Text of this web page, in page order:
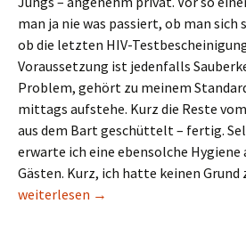
man ja nie was passiert, ob man
ob die letzten HIV-
Voraussetzung ist jedenfalls
Problem, gehört zu meinem
mittags aufstehe. Kurz die Reste
aus dem Bart geschüttelt – fertig.
erwarte ich eine ebensolche Hygiene
Gästen. Kurz, ich hatte keinen Grund
Ein scharfer Abend mit 3 Waldmeistern
weiterlesen →